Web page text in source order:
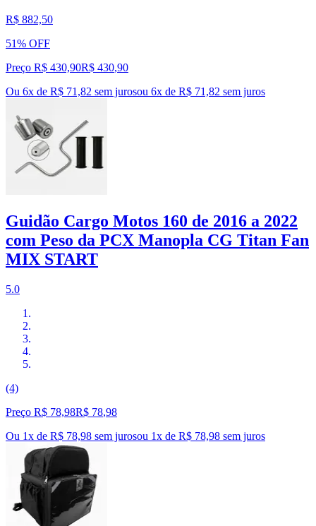
R$ 882,50
51% OFF
Preço R$ 430,90R$ 430,90
Ou 6x de R$ 71,82 sem jurosou 6x de R$ 71,82 sem juros
Guidão Cargo Motos 160 de 2016 a 2022
com Peso da PCX Manopla CG Titan Fan
MIX START
5.0
(4)
Preço R$ 78,98R$ 78,98
Ou 1x de R$ 78,98 sem jurosou 1x de R$ 78,98 sem juros